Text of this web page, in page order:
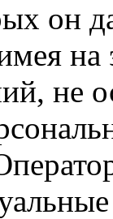
он
не